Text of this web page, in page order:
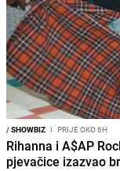
/SHOWBIZ I PRIJE OKO 6H
Rihanna i A$AP
pjevačice izazvao